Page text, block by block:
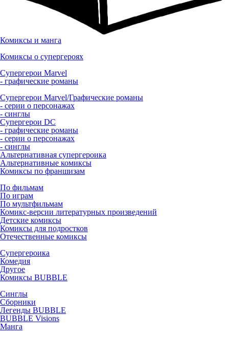
Комиксы и манга
Комиксы о супергероях
Супергерои Marvel
- графические романы
Супергерои Marvel/Графические романы
- серии о персонажах
- синглы
Супергерои DC
- графические романы
- серии о персонажах
- синглы
Альтернативная супергероика
Альтернативные комиксы
Комиксы по франшизам
По фильмам
По играм
По мультфильмам
Комикс-версии литературных произведений
Детские комиксы
Комиксы для подростков
Отечественные комиксы
Супергероика
Комедия
Другое
Комиксы BUBBLE
Синглы
Сборники
Легенды BUBBLE
BUBBLE Visions
Манга